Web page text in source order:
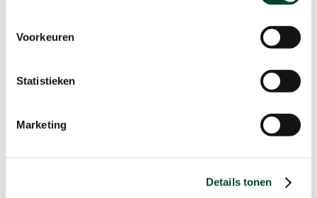
Voorkeuren
Statistieken
Marketing
Details tonen